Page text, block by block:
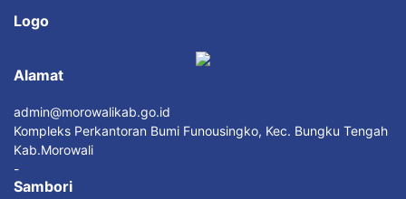
Logo
Alamat
admin@morowalikab.go.id
Kompleks Perkantoran Bumi Funousingko, Kec. Bungku Tengah
Kab.Morowali
-
Sambori